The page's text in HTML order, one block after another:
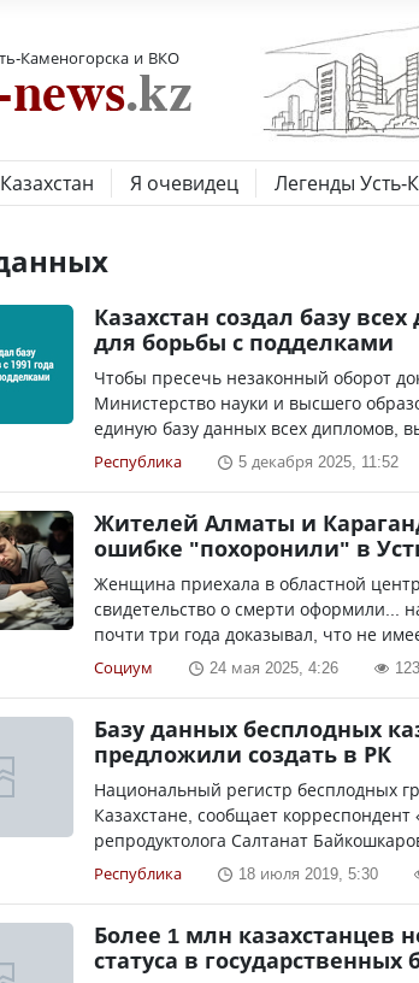
Каменогорска и ВКО
Я очевидец Легенды Усть-
Казахстан создал базу
для борьбы с подделками
Чтобы пресечь незаконный оборот
Министерство науки и высшего
единую базу данных всех дипломов,
Республика 5 декабря 2025, 11:52
Жителей Алматы и
ошибке "похоронили" в
Женщина приехала в областной
свидетельство о смерти оформили...
почти три года доказывал, что не
Социум 24 мая 2025, 4:26
Базу данных бесплодных
предложили создать в РК
Национальный регистр бесплодных
Казахстане, сообщает
репродуктолога Салтанат
Республика 18 июля 2019, 5:30
Более 1 млн казахстанцев
статуса в государственных